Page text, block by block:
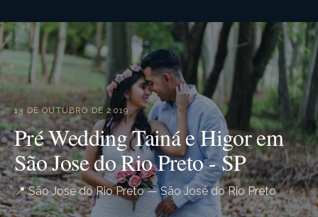
13 DE OUTUBRO DE 2019
Pré Wedding Tainá e Higor em
São Jose do Rio Preto - SP
📍 São Jose do Rio Preto — São José do Rio Preto